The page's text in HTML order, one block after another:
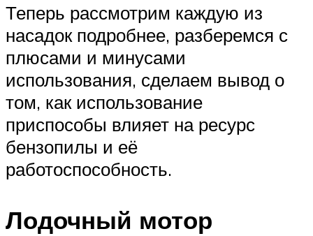
Теперь рассмотрим каждую из
насадок подробнее, разберемся с
плюсами и минусами
использования, сделаем вывод о
том, как использование
приспособы влияет на ресурс
бензопилы и её
работоспособность.
Лодочный мотор